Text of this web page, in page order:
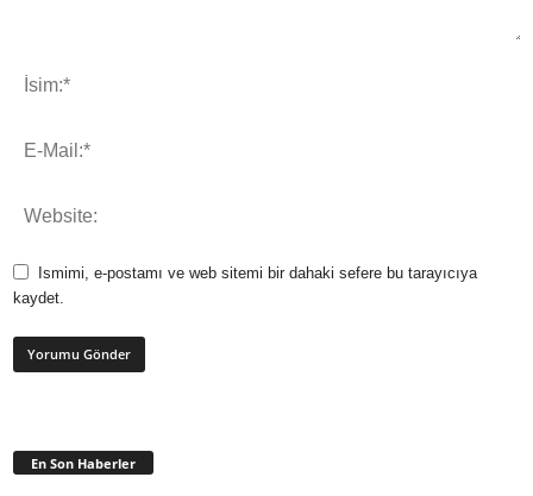
Ismimi, e-postamı ve web sitemi bir dahaki sefere bu tarayıcıya
kaydet.
En Son Haberler